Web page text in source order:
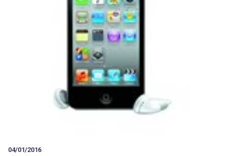
04/01/2016